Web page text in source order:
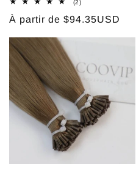
(2)2
des
Prix
À partir de $94.35USD